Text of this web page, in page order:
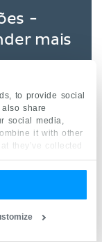
to provide social
share
social media,
it with other
they’ve collected
-
mais
testes
e atlas de
para